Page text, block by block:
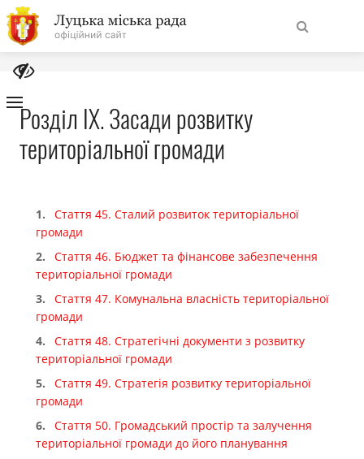
На
головну
НавігаціяПро місто
Бюджет
Публічна інформація
Прозорість влади
Документи
Розділ IX. Засади розвитку
територіальної громади
Стаття 45. Сталий розвиток територіальної
громади
Стаття 46. Бюджет та фінансове забезпечення
територіальної громади
Стаття 47. Комунальна власність територіальної
громади
Стаття 48. Стратегічні документи з розвитку
територіальної громади
Стаття 49. Стратегія розвитку територіальної
громади
Стаття 50. Громадський простір та залучення
територіальної громади до його планування